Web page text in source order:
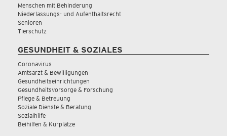
Menschen mit Behinderung
Niederlassungs- und Aufenthaltsrecht
Senioren
Tierschutz
GESUNDHEIT & SOZIALES
Coronavirus
Amtsarzt & Bewilligungen
Gesundheitseinrichtungen
Gesundheitsvorsorge & Forschung
Pflege & Betreuung
Soziale Dienste & Beratung
Sozialhilfe
Beihilfen & Kurplätze